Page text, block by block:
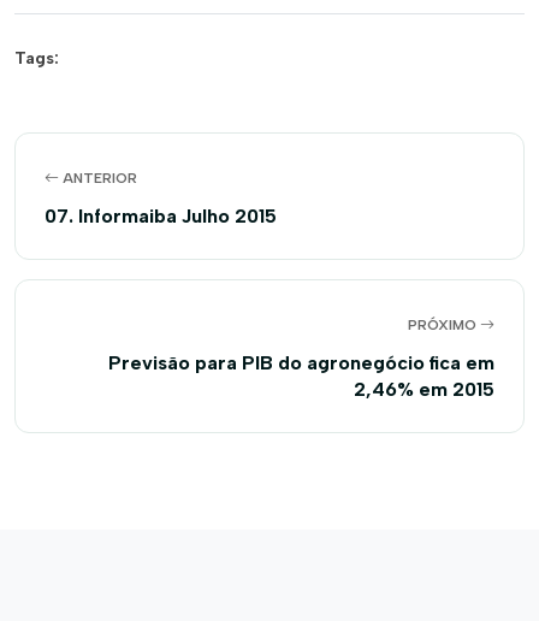
Tags:
ANTERIOR
07. Informaiba Julho 2015
PRÓXIMO
Previsão para PIB do agronegócio fica em
2,46% em 2015